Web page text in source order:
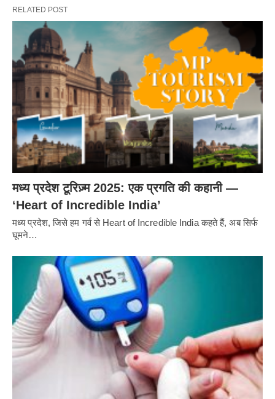
RELATED POST
मध्य प्रदेश टूरिज़्म 2025: एक प्रगति की कहानी —
‘Heart of Incredible India’
मध्य प्रदेश, जिसे हम गर्व से Heart of Incredible India कहते हैं, अब सिर्फ
घूमने…